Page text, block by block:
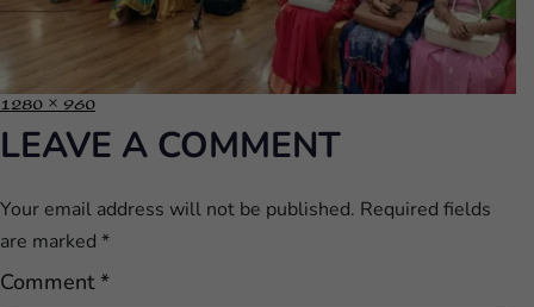
1280 × 960
LEAVE A COMMENT
Your email address will not be published. Required fields
are marked *
Comment*